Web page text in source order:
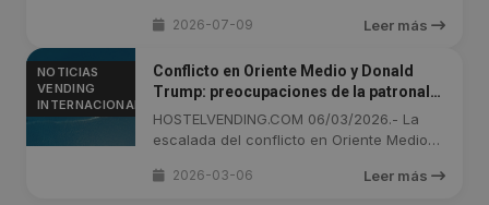
2026-07-09 Leer más
NOTICIAS
VENDING
INTERNACIONAL
Conflicto en Oriente Medio y Donald
Trump: preocupaciones de la patronal
de alimentos y bebidas
HOSTELVENDING.COM 06/03/2026.- La
escalada del conflicto en Oriente Medio
2026-03-06 Leer más